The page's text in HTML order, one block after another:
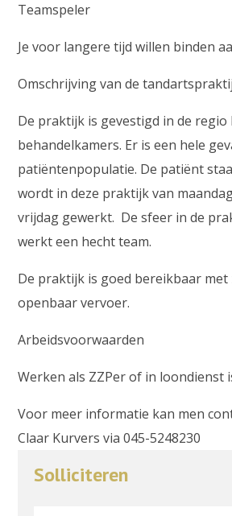
Teamspeler
Je voor langere tijd willen binden
Omschrijving van de
De praktijk is gevestigd in de
behandelkamers. Er is een hele
patiëntenpopulatie. De patiënt
wordt in deze praktijk van
vrijdag gewerkt. De sfeer in de
werkt een hecht team.
De praktijk is goed bereikbaar met
openbaar vervoer.
Arbeidsvoorwaarden
Werken als ZZPer of in loondienst
Voor meer informatie kan men
Claar Kurvers via 045-5248230
Solliciteren